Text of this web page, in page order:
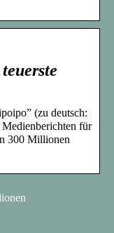
(zu deutsch:
Medienberichten für
300 Millionen